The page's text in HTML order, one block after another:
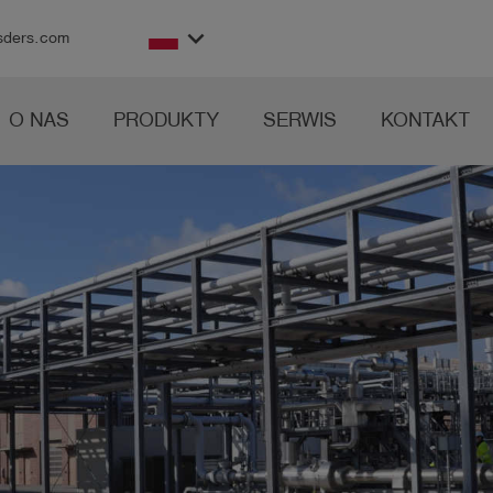
keyboard_arrow_down
O NAS PRODUKTY SERWIS KONTAKT